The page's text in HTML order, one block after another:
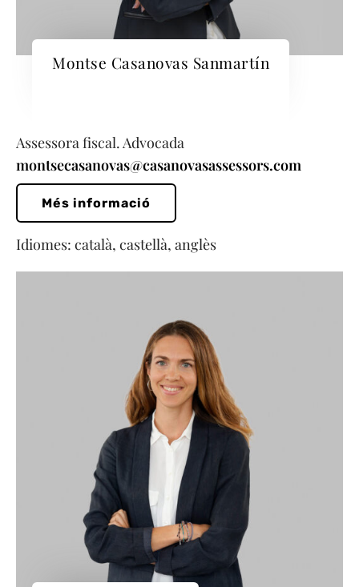
Montse Casanovas Sanmartín
Assessora fiscal. Advocada
montsecasanovas@casanovasassessors.com
Més informació
Idiomes: català, castellà, anglès